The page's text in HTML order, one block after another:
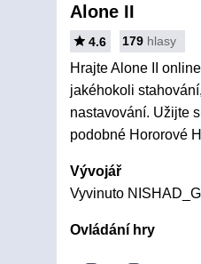
Alone II
4.6 179 hlasy
Hrajte Alone II
jakéhokoli
nastavování. Užijte
podobné Hororové
Vývojář
Vyvinuto
Ovládání hry